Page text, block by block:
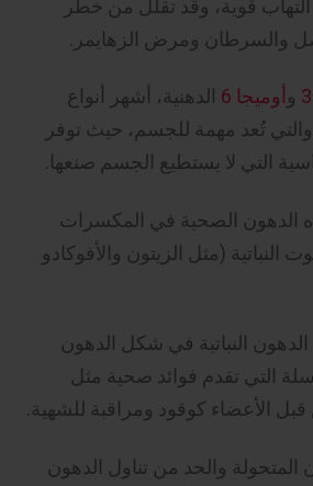
التهاب قوية، وقد تقلل من خطر
والسرطان ومرض الزهايمر.
و أوميجا 6
الدهنية، أشهر أنواع
والتي تُعد مهمة للجسم، حيث توفر
التي لا يستطيع الجسم صنعها.
الدهون الصحية في المكسرات
النباتية (مثل الزيتون والأفوكادو
النباتية في شكل الدهون
التي تقدم فوائد صحية مثل
قبل الأعضاء كوقود ومراقبة للشهية.
والحد من تناول الدهون